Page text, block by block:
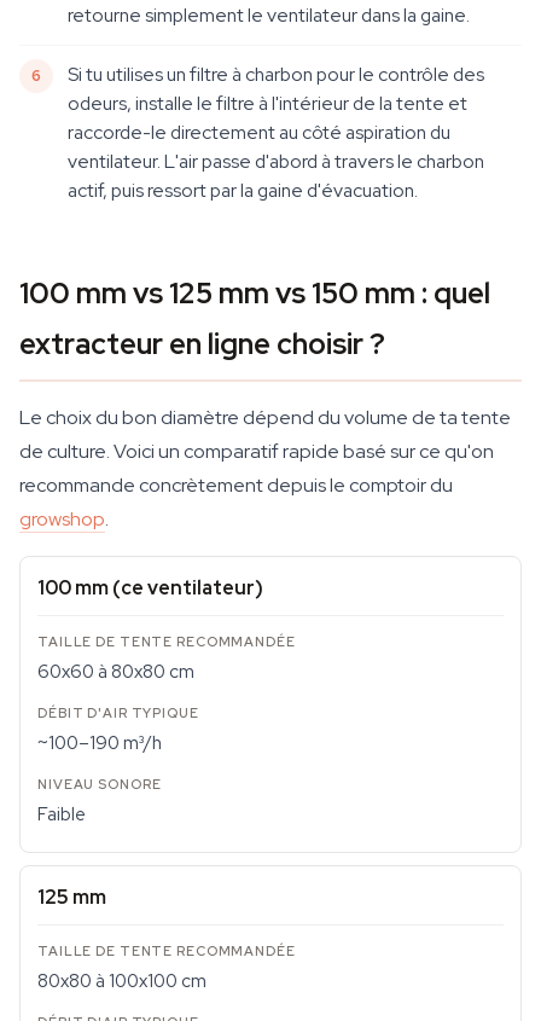
retourne simplement le ventilateur dans la gaine.
Si tu utilises un filtre à charbon pour le contrôle des
odeurs, installe le filtre à l'intérieur de la tente et
raccorde-le directement au côté aspiration du
ventilateur. L'air passe d'abord à travers le charbon
actif, puis ressort par la gaine d'évacuation.
100 mm vs 125 mm vs 150 mm : quel
extracteur en ligne choisir ?
Le choix du bon diamètre dépend du volume de ta tente
de culture. Voici un comparatif rapide basé sur ce qu'on
recommande concrètement depuis le comptoir du
growshop.
100 mm (ce ventilateur)
60x60 à 80x80 cm
~100–190 m³/h
Faible
125 mm
80x80 à 100x100 cm